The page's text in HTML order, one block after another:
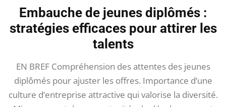
Embauche de jeunes diplômés :
stratégies efficaces pour attirer les
talents
EN BREF Compréhension des attentes des jeunes
diplômés pour ajuster les offres. Importance d’une
culture d’entreprise attractive qui valorise la diversité.